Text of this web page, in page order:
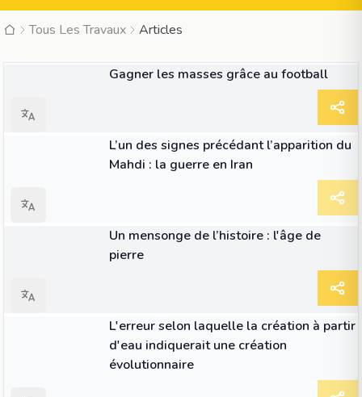
Tous Les Travaux Articles
Gagner les masses grâce au football
L’un des signes précédant l’apparition du
Mahdi : la guerre en Iran
Un mensonge de l’histoire : l'âge de
pierre
L'erreur selon laquelle la création à partir
d'eau indiquerait une création
évolutionnaire